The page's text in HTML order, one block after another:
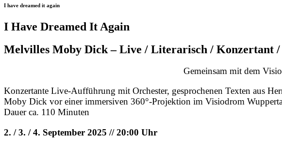
I have dreamed it again
I Have Dreamed It Again
Melvilles Moby Dick – Live / Literarisch / Konzertant
Gemeinsam mit dem
Konzertante Live-Aufführung mit Orchester, gesprochenen Texten aus
Moby Dick vor einer immersiven 360°-Projektion im Visiodrom
Dauer ca. 110 Minuten
2. / 3. / 4. September 2025 // 20:00 Uhr